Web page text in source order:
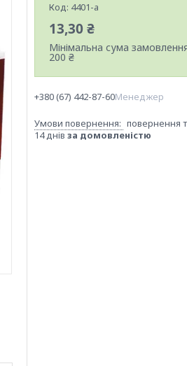
Код: 4401-a
13,30 ₴
Мінімальна сума
200 ₴
+380 (67) 442-87-60Менеджер
повернення
14 днів за домовленістю